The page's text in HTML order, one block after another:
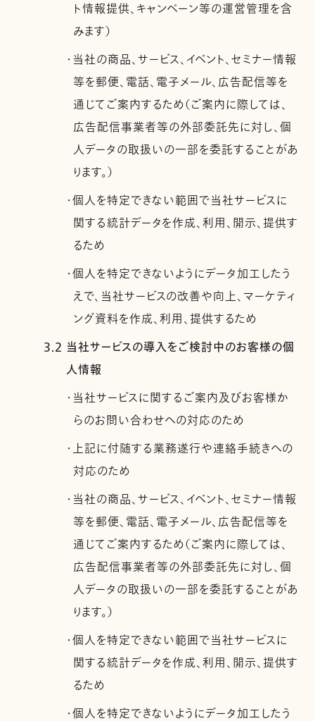
ト情報提供、キャンペーン等の運営管理を含
みます）
・当社の商品、サービス、イベント、セミナー情報
等を郵便、電話、電子メール、広告配信等を
通じてご案内するため（ご案内に際しては、
広告配信事業者等の外部委託先に対し、個
人データの取扱いの一部を委託することがあ
ります。）
・個人を特定できない範囲で当社サービスに
関する統計データを作成、利用、開示、提供す
るため
・個人を特定できないようにデータ加工したう
えで、当社サービスの改善や向上、マーケティ
ング資料を作成、利用、提供するため
3.2 当社サービスの導入をご検討中のお客様の個
人情報
・当社サービスに関するご案内及びお客様か
らのお問い合わせへの対応のため
・上記に付随する業務遂行や連絡手続きへの
対応のため
・当社の商品、サービス、イベント、セミナー情報
等を郵便、電話、電子メール、広告配信等を
通じてご案内するため（ご案内に際しては、
広告配信事業者等の外部委託先に対し、個
人データの取扱いの一部を委託することがあ
ります。）
・個人を特定できない範囲で当社サービスに
関する統計データを作成、利用、開示、提供す
るため
・個人を特定できないようにデータ加工したう